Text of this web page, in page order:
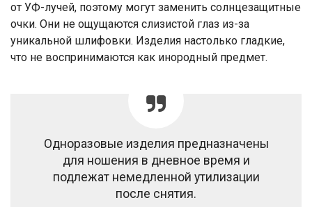
от УФ-лучей, поэтому могут заменить солнцезащитные
очки. Они не ощущаются слизистой глаз из-за
уникальной шлифовки. Изделия настолько гладкие,
что не воспринимаются как инородный предмет.
Одноразовые изделия предназначены
для ношения в дневное время и
подлежат немедленной утилизации
после снятия.